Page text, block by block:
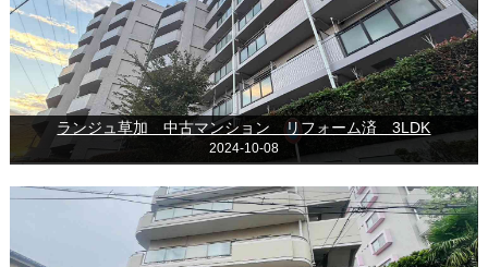
ランジュ草加 中古マンション リフォーム済 3LDK
2024-10-08